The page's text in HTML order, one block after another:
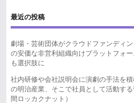
最近の投稿
劇場・芸術団体がクラウドファンディ
の安価な非営利組織向けプラットフォー
も選択肢に
社内研修や会社説明会に演劇の手法を
の明治産業、そこで社員として活動す
間ロッカクナット）